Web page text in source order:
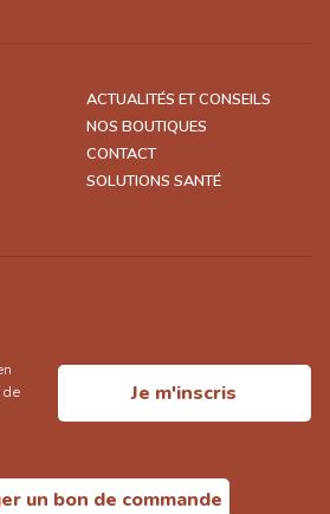
ACTUALITÉS ET CONSEILS
NOS BOUTIQUES
CONTACT
SOLUTIONS SANTÉ
Je m'inscris
un bon de commande